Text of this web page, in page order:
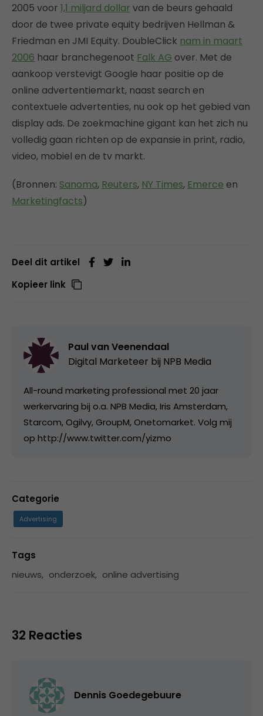
2005 voor 1,1 miljard dollar van de beurs gehaald
door de twee private equity bedrijven Hellman &
Friedman en JMI Equity. DoubleClick nam in maart
2006 haar branchegenoot Falk AG over. Met de
aankoop verstevigt Google haar positie op de
online advertentiemarkt, naast search en
contextuele advertenties, nu ook op het gebied van
display ads. De zoekmachine gigant kan het zich nu
volledig gaan richten op de expansie in print, radio,
video, mobiel en de tv markt.
(Bronnen: Sanoma, Reuters, NY Times, Emerce en
Marketingfacts)
Deel dit artikel
Kopieer link
Paul van Veenendaal
Digital Marketeer bij NPB Media
All-round marketing professional met 20 jaar
werkervaring bij o.a. NPB Media, Iris Amsterdam,
Starcom, Ogilvy, GroupM, Onetomarket. Volg mij
op http://www.twitter.com/yizmo
Categorie
Advertising
Tags
nieuws, onderzoek, online advertising
32 Reacties
Dennis Goedegebuure